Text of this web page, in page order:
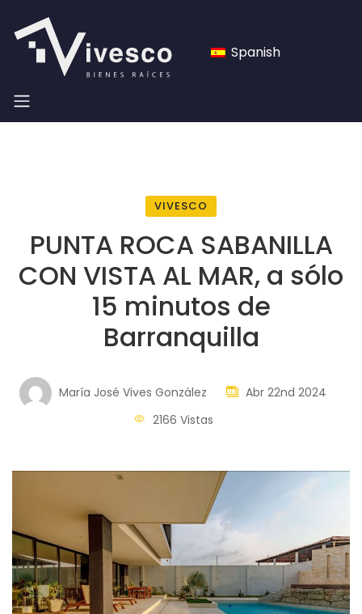
Spanish
VIVESCO
PUNTA ROCA SABANILLA
CON VISTA AL MAR, a sólo
15 minutos de
Barranquilla
María José Vives González
Abr 22nd 2024
2166 Vistas